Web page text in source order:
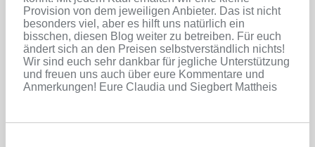
Provision von dem jeweiligen Anbieter. Das ist nicht
besonders viel, aber es hilft uns natürlich ein
bisschen, diesen Blog weiter zu betreiben. Für euch
ändert sich an den Preisen selbstverständlich nichts!
Wir sind euch sehr dankbar für jegliche Unterstützung
und freuen uns auch über eure Kommentare und
Anmerkungen! Eure Claudia und Siegbert Mattheis